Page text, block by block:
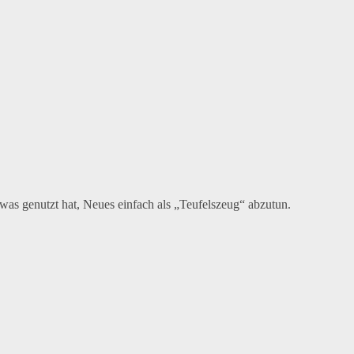
genutzt hat, Neues einfach als „Teufelszeug“ abzutun.